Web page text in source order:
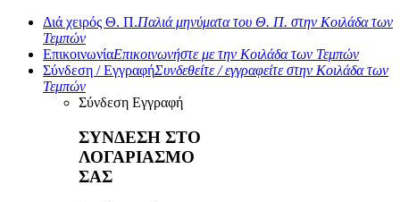
Διά χειρός Θ. Π.Παλιά μηνύματα του Θ. Π. στην Κοιλάδα των
Τεμπών
ΕπικοινωνίαΕπικοινωνήστε με την Κοιλάδα των Τεμπών
Σύνδεση / ΕγγραφήΣυνδεθείτε / εγγραφείτε στην Κοιλάδα των
Τεμπών
Σύνδεση Εγγραφή
ΣΥΝΔΕΣΗ ΣΤΟ
ΛΟΓΑΡΙΑΣΜΟ
ΣΑΣ